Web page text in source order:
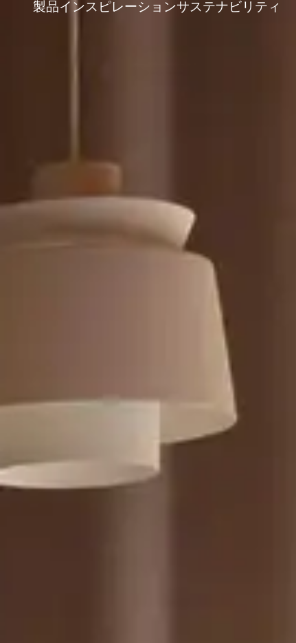
製品インスピレーションサステナビリティ